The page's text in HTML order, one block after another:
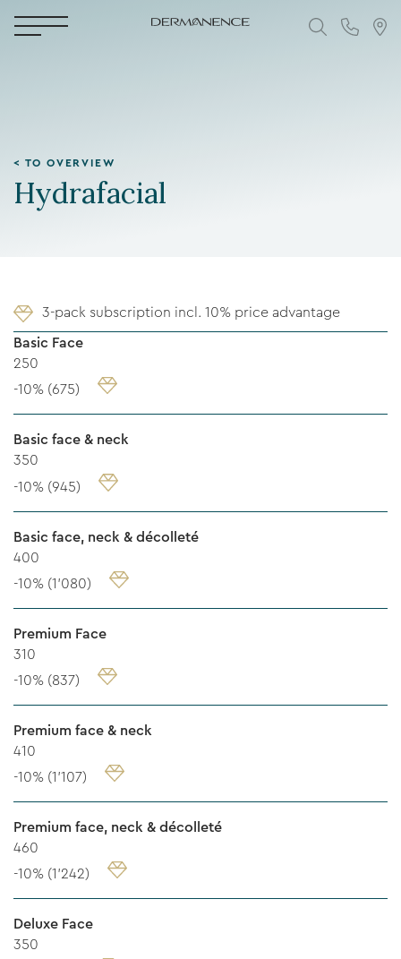
< TO OVERVIEW
Hydrafacial
3-pack subscription incl. 10% price advantage
Basic Face
250
-10% (675)
Basic face & neck
350
-10% (945)
Basic face, neck & décolleté
400
-10% (1’080)
Premium Face
310
-10% (837)
Premium face & neck
410
-10% (1’107)
Premium face, neck & décolleté
460
-10% (1’242)
Deluxe Face
350